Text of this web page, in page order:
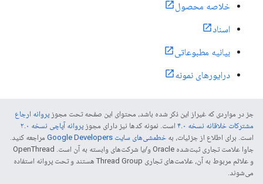
خلاصه محصول
اسناد
بیانیه مطبوعاتی
درایورهای نمونه
جز در مواردی که غیراز این ذکر شده باشد، محتوای این صفحه تحت مجوز پروانه ارجاع
مشترکات خلاقانه نسخه ۴.۰
است. نمونه کدها نیز دارای مجوز پروانه آپاچی نسخه ۲.۰
است. برای اطلاع از جزئیات، به خطمشی‌های سایت Google Developers‏
مراجعه کنید.
جاوا علامت تجاری ثبت‌شده Oracle و/یا شرکت‌های وابسته به آن است. ‫OpenThread
و علائم مربوط به آن، علامت‌های تجاری Thread Group هستند و تحت پروانه استفاده
می‌شوند.